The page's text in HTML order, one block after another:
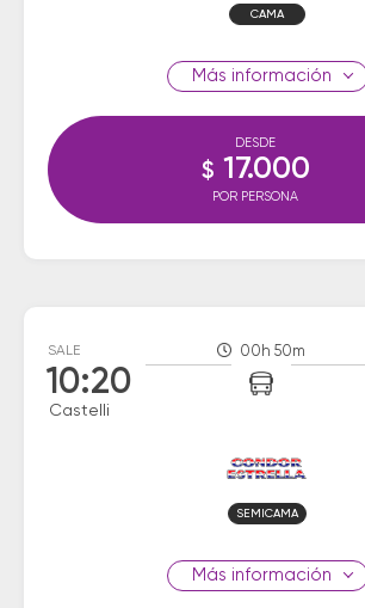
CAMA
información
DESDE
$ 17.000
POR PERSONA
SALE
10:20
Castelli
00h 50m
SEMICAMA
información